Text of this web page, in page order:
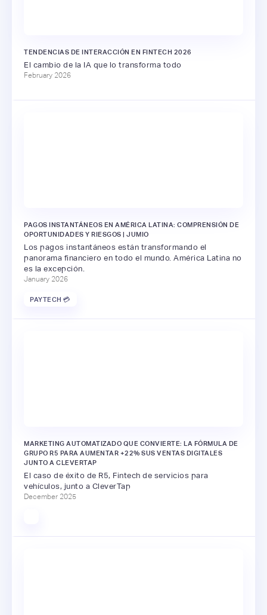
TENDENCIAS DE INTERACCIÓN EN FINTECH 2026
El cambio de la IA que lo transforma todo
February 2026
PAGOS INSTANTÁNEOS EN AMÉRICA LATINA: COMPRENSIÓN DE
OPORTUNIDADES Y RIESGOS | JUMIO
Los pagos instantáneos están transformando el
panorama financiero en todo el mundo. América Latina no
es la excepción.
January 2026
PAYTECH 💳
MARKETING AUTOMATIZADO QUE CONVIERTE: LA FÓRMULA DE
GRUPO R5 PARA AUMENTAR +22% SUS VENTAS DIGITALES
JUNTO A CLEVERTAP
El caso de éxito de R5, Fintech de servicios para
vehículos, junto a CleverTap
December 2025